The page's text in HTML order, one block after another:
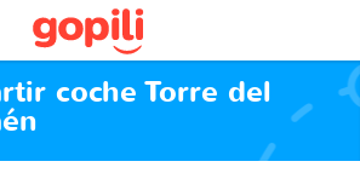
coche Torre del